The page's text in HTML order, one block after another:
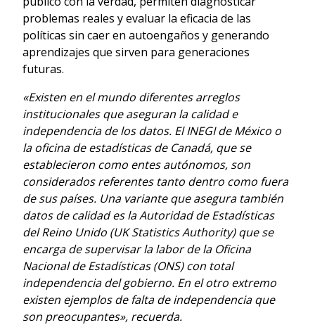
problemas reales y evaluar la eficacia de las
políticas sin caer en autoengaños y generando
aprendizajes que sirven para generaciones
futuras.
«Existen en el mundo diferentes arreglos
institucionales que aseguran la calidad e
independencia de los datos. El INEGI de México o
la oficina de estadísticas de Canadá, que se
establecieron como entes autónomos, son
considerados referentes tanto dentro como fuera
de sus países. Una variante que asegura también
datos de calidad es la Autoridad de Estadísticas
del Reino Unido (UK Statistics Authority) que se
encarga de supervisar la labor de la Oficina
Nacional de Estadísticas (ONS) con total
independencia del gobierno. En el otro extremo
existen ejemplos de falta de independencia que
son preocupantes», recuerda.